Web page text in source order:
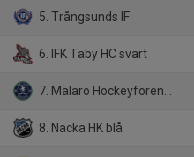
5. Trångsunds IF
6. IFK Täby HC svart
7. Mälarö Hockeyförening
8. Nacka HK blå